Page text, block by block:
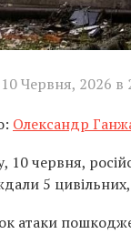
Червня, 2026 в
Олександр
10 червня,
5
атаки